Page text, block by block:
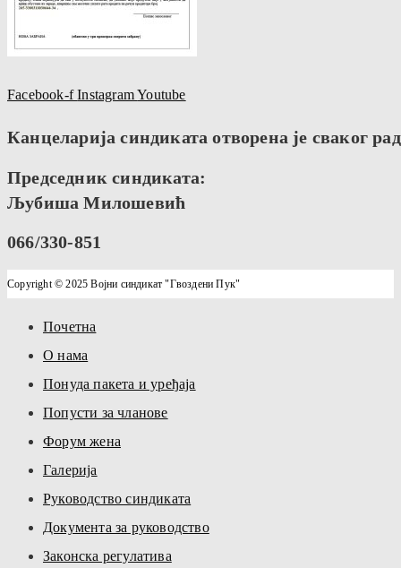
Facebook-f InstagramYoutube
Канцеларија синдиката отворена је сваког
Председник синдиката:
Љубиша Милошевић
066/330-851
Copyright © 2025 Војни синдикат "Гвоздени Пук"
Почетна
О нама
Понуда пакета и уређаја
Попусти за чланове
Форум жена
Галерија
Руководство синдиката
Документа за руководство
Законска регулатива